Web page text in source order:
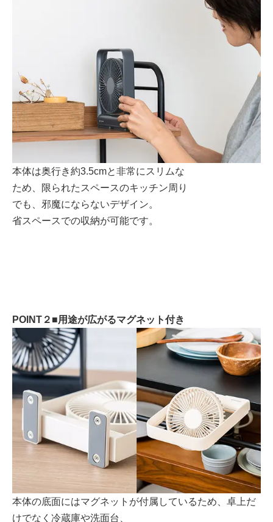
本体は奥行き約3.5cmと非常にスリムな
ため、限られたスペースのキッチン周り
でも、邪魔にならないデザイン。
省スペースでの収納が可能です。
POINT２■用途が広がるマグネット付き
本体の底面にはマグネットが付属しているため、卓上だ
けでなく冷蔵庫や洗面台、